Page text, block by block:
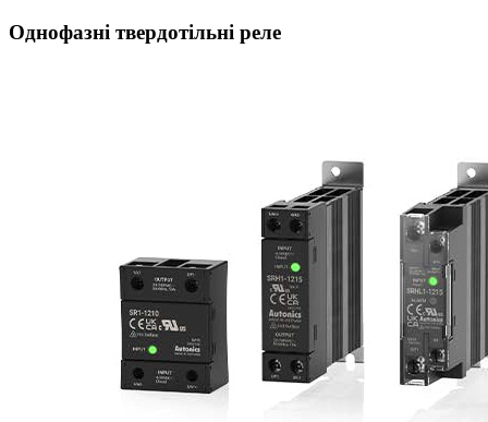
Однофазні твердотільні реле